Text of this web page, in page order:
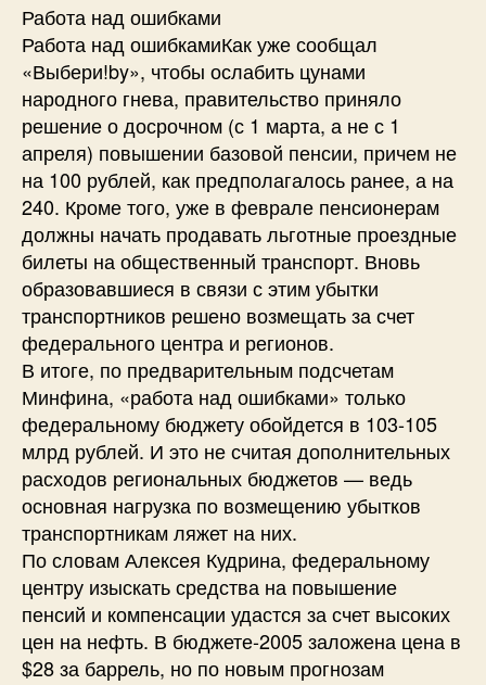
Работа над ошибками
Работа над ошибкамиКак уже сообщал
«Выбери!by», чтобы ослабить цунами
народного гнева, правительство приняло
решение о досрочном (с 1 марта, а не с 1
апреля) повышении базовой пенсии, причем не
на 100 рублей, как предполагалось ранее, а на
240. Кроме того, уже в феврале пенсионерам
должны начать продавать льготные проездные
билеты на общественный транспорт. Вновь
образовавшиеся в связи с этим убытки
транспортников решено возмещать за счет
федерального центра и регионов.
В итоге, по предварительным подсчетам
Минфина, «работа над ошибками» только
федеральному бюджету обойдется в 103-105
млрд рублей. И это не считая дополнительных
расходов региональных бюджетов — ведь
основная нагрузка по возмещению убытков
транспортникам ляжет на них.
По словам Алексея Кудрина, федеральному
центру изыскать средства на повышение
пенсий и компенсации удастся за счет высоких
цен на нефть. В бюджете-2005 заложена цена в
$28 за баррель, но по новым прогнозам